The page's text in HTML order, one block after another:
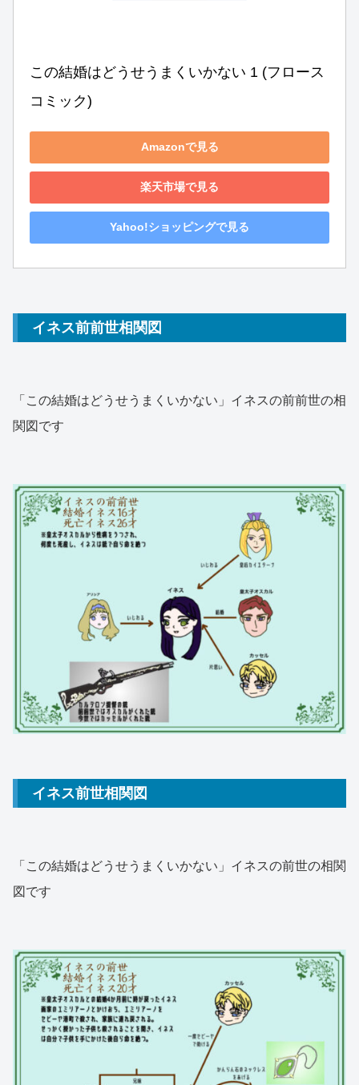
この結婚はどうせうまくいかない 1 (フロース
コミック)
Amazonで見る
楽天市場で見る
Yahoo!ショッピングで見る
イネス前前世相関図
「この結婚はどうせうまくいかない」イネスの前前世の相
関図です
イネス前世相関図
「この結婚はどうせうまくいかない」イネスの前世の相関
図です